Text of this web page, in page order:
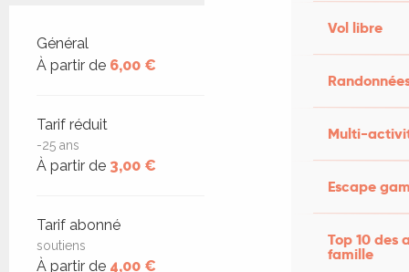
Vol libre
Multi-
Escape
Top 10 des
famille
Tarifs 2026
Général
À partir de 6,00 €
Tarif réduit
-25 ans
À partir de 3,00 €
Tarif abonné
soutiens
À partir de 4,00 €